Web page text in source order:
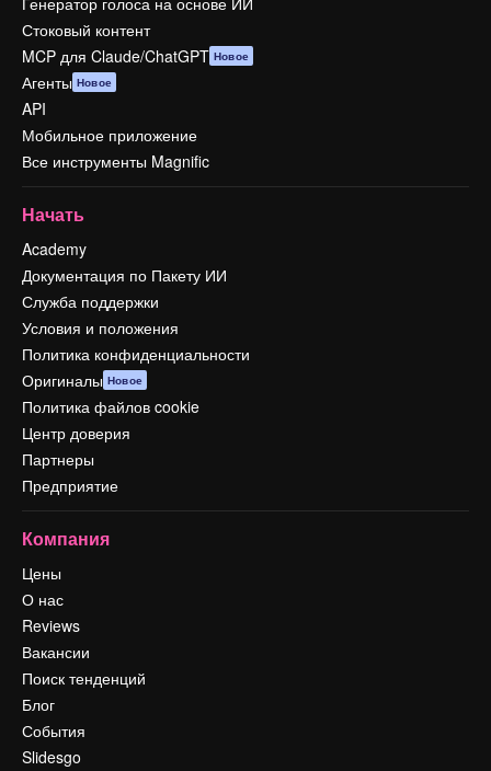
Стоковый контент
MCP для Claude/ChatGPT Новое
Агенты Новое
API
Мобильное приложение
Все инструменты Magnific
Начать
Academy
Документация по Пакету ИИ
Служба поддержки
Условия и положения
Политика конфиденциальности
Оригиналы Новое
Политика файлов cookie
Центр доверия
Партнеры
Предприятие
Компания
Цены
О нас
Reviews
Вакансии
Поиск тенденций
Блог
События
Slidesgo